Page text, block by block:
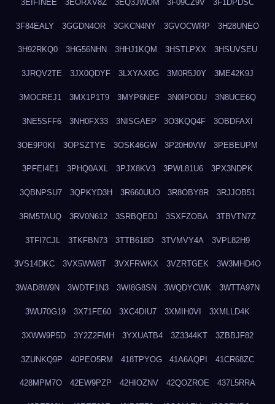
3EIFINEE 3EORXV8Z 3EQ3JWOM 3F09CZ9V 3F1DPDSC
3F84EALY 3GGDN4OR 3GKCN4NY 3GVOCWRP 3H28UNEO
3H92RKQ0 3HG56NHN 3HHJ1KQM 3HSTLPXX 3HSUVSEU
3JRQV2TE 3JX0QDYF 3LXYAX0G 3M0R5J0Y 3ME42K9J
3MOCREJ1 3MX1P1T9 3MYP6NEF 3N0IPODU 3N8UCE6Q
3NE5SFF6 3NH0FX33 3NISGAEP 3O3KQQ4F 3OBDFAXI
3OE9P0KI 3OPSZTYE 3OSK46GW 3P20H0VW 3PEBEUPM
3PFEI4E1 3PHQ0AXL 3PJX8KV3 3PWL81U6 3PX3NDPK
3QBNPSU7 3QPKYD3H 3R660UUO 3R8OBY8R 3RJJOB51
3RM5TAUQ 3RV0N612 3SRBQEDJ 3SXFZOBA 3TBVTN7Z
3TFI7CJL 3TKFBN73 3TTB618D 3TVMVY4A 3VPL82H9
3VS14DKC 3VX5WW8T 3VXFRWKX 3VZRTGEK 3W3MHD4O
3WAD8W9N 3WDTF1N3 3WI8G8SN 3WQDYCWK 3WTTA97N
3WU70G19 3X71FE60 3XC4DIU7 3XMIH0VI 3XMLLD4K
3XWW9P5D 3Y2Z2FMH 3YXUATB4 3Z3344KT 3ZBBJF82
3ZUNKQ9P 40PEO5RM 418TPYOG 41A6AQPI 41CR68ZC
428MPM7O 42EW9PZP 42HIOZNV 42QOZROE 437L5RRA